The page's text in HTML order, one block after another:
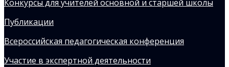
Конкурсы для учителей основной и старшей школы
Публикации
Всероссийская педагогическая конференция
Участие в экспертной деятельности